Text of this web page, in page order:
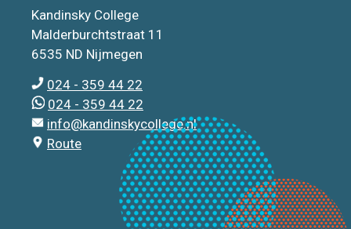
Kandinsky College
Malderburchtstraat 11
6535 ND Nijmegen
024 - 359 44 22
024 - 359 44 22
info@kandinskycollege.nl
Route